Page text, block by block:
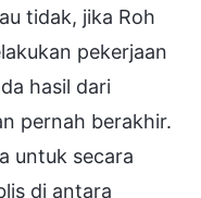
tidak, jika Roh
pekerjaan
hasil dari
pernah berakhir.
untuk secara
di antara